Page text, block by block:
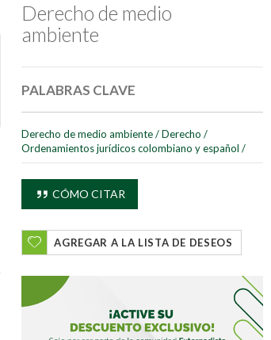
Derecho de medio
ambiente
PALABRAS CLAVE
Derecho de medio ambiente / Derecho /
Ordenamientos jurídicos colombiano y español /
CÓMO CITAR
AGREGAR A LA LISTA DE DESEOS